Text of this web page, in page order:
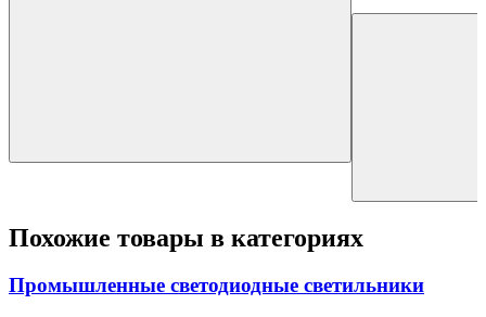
Похожие товары в категориях
Промышленные светодиодные светильники